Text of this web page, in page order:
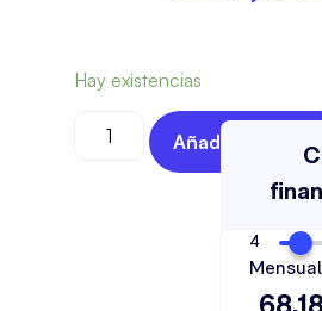
Hay existencias
Añadir Al Carrito